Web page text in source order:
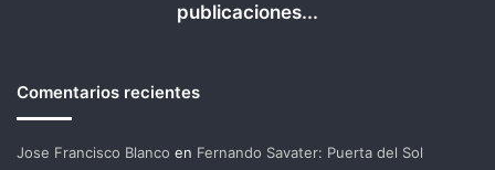
publicaciones...
Comentarios recientes
Jose Francisco Blanco en Fernando Savater: Puerta del Sol